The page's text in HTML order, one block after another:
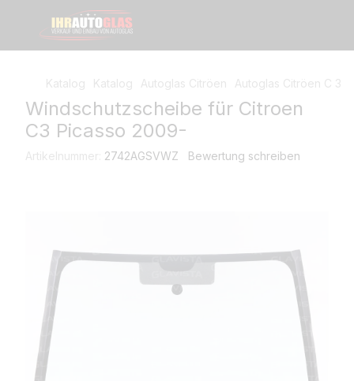
Katalog Katalog Autoglas Citröen Autoglas Citröen C 3
Windschutzscheibe für Citroen
C3 Picasso 2009-
Artikelnummer: 2742AGSVWZ Bewertung schreiben